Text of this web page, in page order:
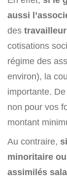
aussi
des
cotisations
régime des
environ), la
importante.
non pour vos
montant
Au contraire,
minoritaire
assimilés